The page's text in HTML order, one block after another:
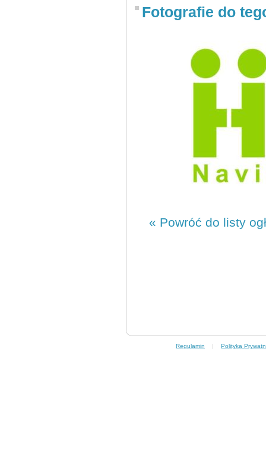
Fotografie do
« Powróć do listy
Regulamin | Polityka